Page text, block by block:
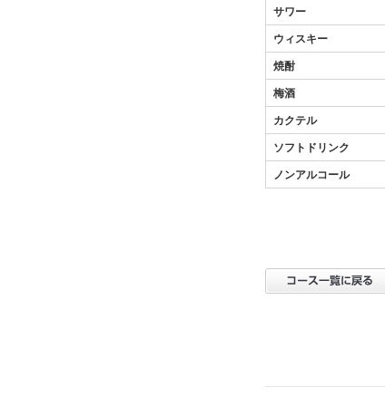
サワー
ウィスキー
焼酎
梅酒
カクテル
ソフトドリンク
ノンアルコール